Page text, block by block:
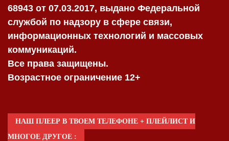
68943 от 07.03.2017, выдано Федеральной
службой по надзору в сфере связи,
информационных технологий и массовых
коммуникаций.
Все права защищены.
Возрастное ограничение 12+
НАШ ПЛЕЕР В ТВОЕМ ТЕЛЕФОНЕ + ПЛЕЙЛИСТ И
МНОГОЕ ДРУГОЕ :